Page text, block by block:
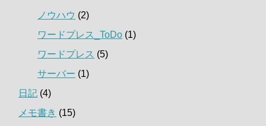
ノウハウ (2)
ワードプレス_ToDo (1)
ワードプレス (5)
サーバー (1)
日記 (4)
メモ書き (15)